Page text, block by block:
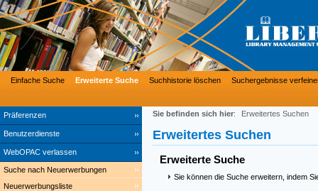
Präferenzen
Benutzerdienste
WebOPAC verlassen
Einfache Suche Erweiterte Suche Suchhistorie löschen Suchergebnisse
Suche nach Neuerwerbungen
Neuerwerbungsliste
Sie befinden sich hier: Erweitertes Suchen
Erweitertes Suchen
Erweiterte Suche
Sie können die Suche erweitern, indem